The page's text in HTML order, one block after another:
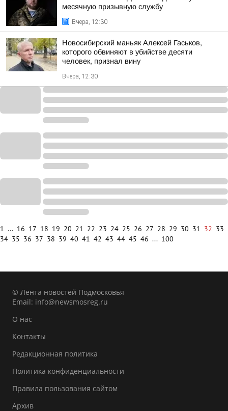
месячную призывную службу
Вчера, 12:30
Новосибирский маньяк Алексей Гаськов,
которого обвиняют в убийстве десяти
человек, признал вину
Вчера, 12:30
1 ... 16 17 18 19 20 21 22 23 24 25 26 27 28 29 30 31 32 33
34 35 36 37 38 39 40 41 42 43 44 45 46 ... 100
© Лента новостей Подмосковья
Email: info@newsmosreg.ru
О нас
Контакты
Редакционная политика
Политика конфиденциальности
Правила пользования сайтом
Архив